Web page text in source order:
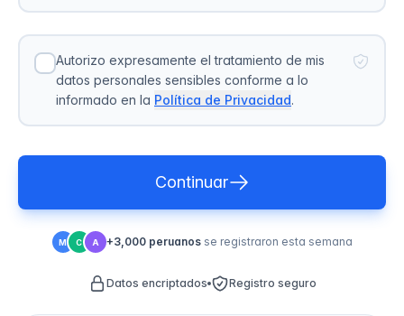
Autorizo expresamente el tratamiento de mis
datos personales sensibles conforme a lo
informado en la Política de Privacidad.
Continuar
M C A +3,000 peruanosse registraron esta semana
Datos encriptados Registro seguro